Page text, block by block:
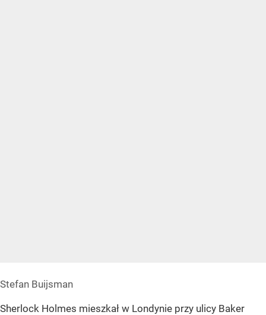
Stefan Buijsman
Sherlock Holmes mieszkał w Londynie przy ulicy Baker